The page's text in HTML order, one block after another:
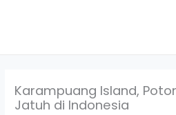
Karampuang Island,
Jatuh di Indonesia